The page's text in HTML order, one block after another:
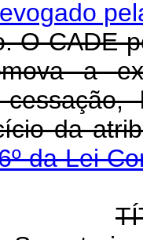
O CADE
a
da
da Lei